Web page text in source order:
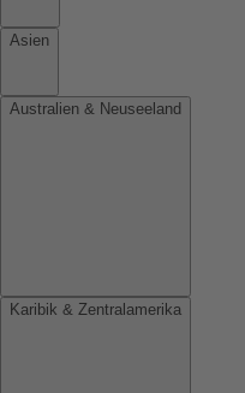
Asien
Australien & Neuseeland
Karibik & Zentralamerika